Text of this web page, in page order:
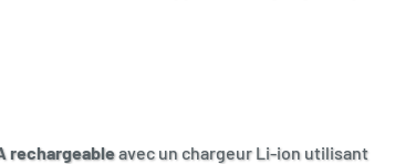
rechargeableavec un chargeur Li-ion utilisant